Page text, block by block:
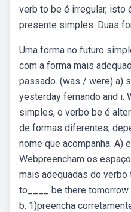
verb to be é irregular, isto
presente simples: Duas
Uma forma no futuro
com a forma mais
passado. (was / were) a)
yesterday fernando and i.
simples, o verbo be é
de formas diferentes,
nome que acompanha: A)
Webpreencham os
mais adequadas do
to____ be there
b. 1)preencha